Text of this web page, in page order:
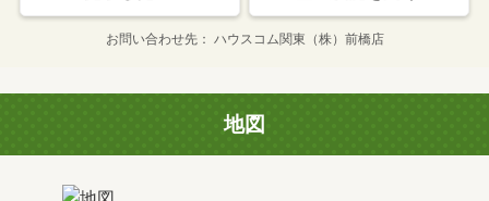
お問い合わせ先 ハウスコム関東（株）前橋店
地図